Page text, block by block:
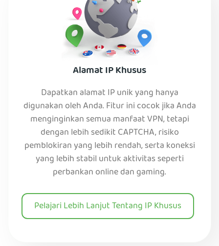
Alamat IP Khusus
Dapatkan alamat IP unik yang hanya
digunakan oleh Anda. Fitur ini cocok jika Anda
menginginkan semua manfaat VPN, tetapi
dengan lebih sedikit CAPTCHA, risiko
pemblokiran yang lebih rendah, serta koneksi
yang lebih stabil untuk aktivitas seperti
perbankan online dan gaming.
Pelajari Lebih Lanjut Tentang IP Khusus